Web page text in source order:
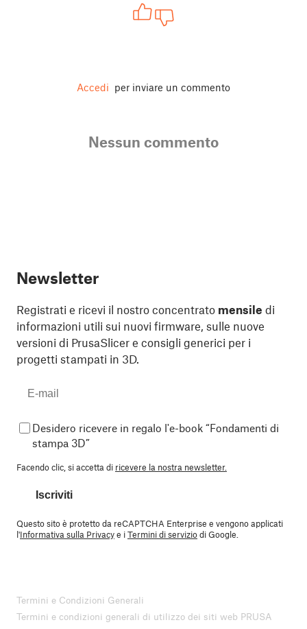
Accedi per inviare un commento
Nessun commento
Newsletter
Registrati e ricevi il nostro concentrato mensile di
informazioni utili sui nuovi firmware, sulle nuove
versioni di PrusaSlicer e consigli generici per i
progetti stampati in 3D.
Desidero ricevere in regalo l'e-book “Fondamenti di
stampa 3D”
Facendo clic, si accetta di ricevere la nostra newsletter.
Iscriviti
Questo sito è protetto da reCAPTCHA Enterprise e vengono applicati
l'Informativa sulla Privacye iTermini di serviziodi Google.
Termini e Condizioni Generali
Termini e condizioni generali di utilizzo dei siti web PRUSA